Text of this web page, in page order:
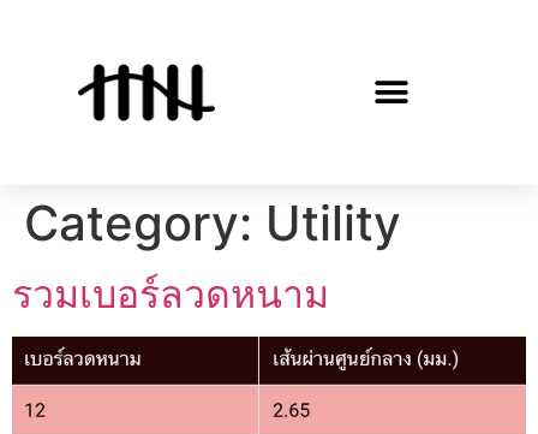
Category: Utility
รวมเบอร์ลวดหนาม